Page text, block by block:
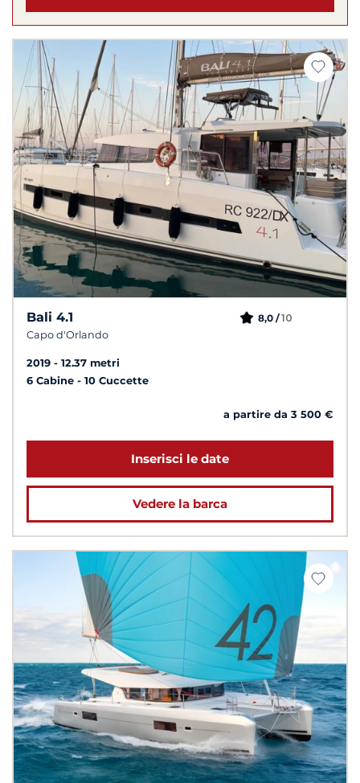
Bali 4.1
Capo d'Orlando
8,0 /10
2019
12.37 metri
6 Cabine
10 Cuccette
a partire da 3 500 €
Inserisci le date
Vedere la barca